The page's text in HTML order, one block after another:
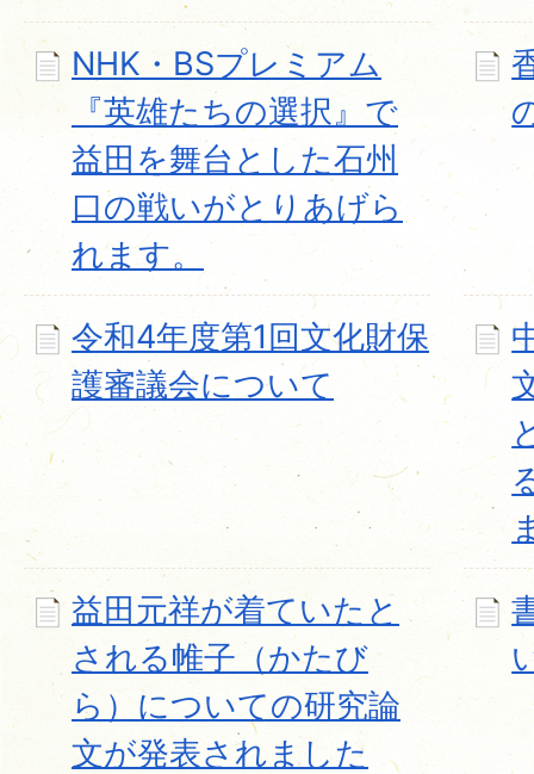
NHK・BSプレミアム
『英雄たちの選択』で
益田を舞台とした石州
口の戦いがとりあげら
れます。
令和4年度第1回文化財保
護審議会について
益田元祥が着ていたと
される帷子（かたび
ら）についての研究論
文が発表されました